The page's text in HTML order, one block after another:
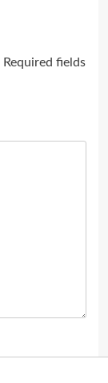
Required fields